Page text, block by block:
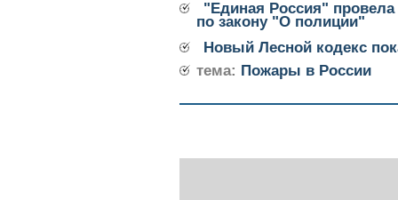
"Единая Россия"
по закону "О полиции"
Новый Лесной кодекс
тема: Пожары в России